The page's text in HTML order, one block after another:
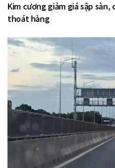
Kim cương giảm giá sập
thoát hàng